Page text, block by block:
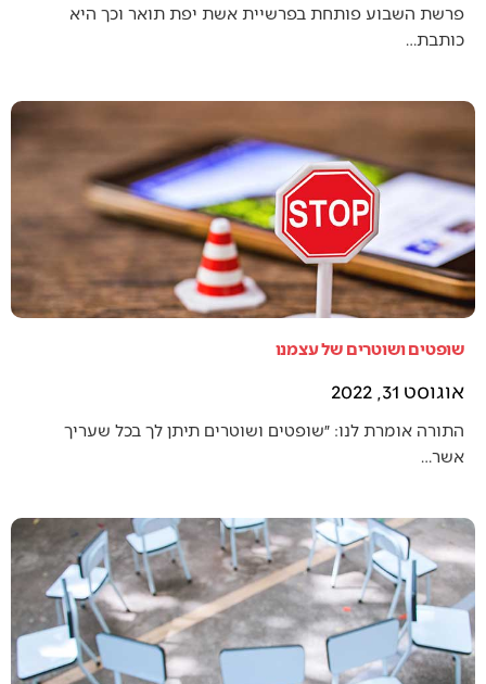
פרשת השבוע פותחת בפרשיית אשת יפת תואר וכך היא
כותבת…
שופטים ושוטרים של עצמנו
אוגוסט 31, 2022
התורה אומרת לנו: ״שופטים ושוטרים תיתן לך בכל שעריך
אשר…